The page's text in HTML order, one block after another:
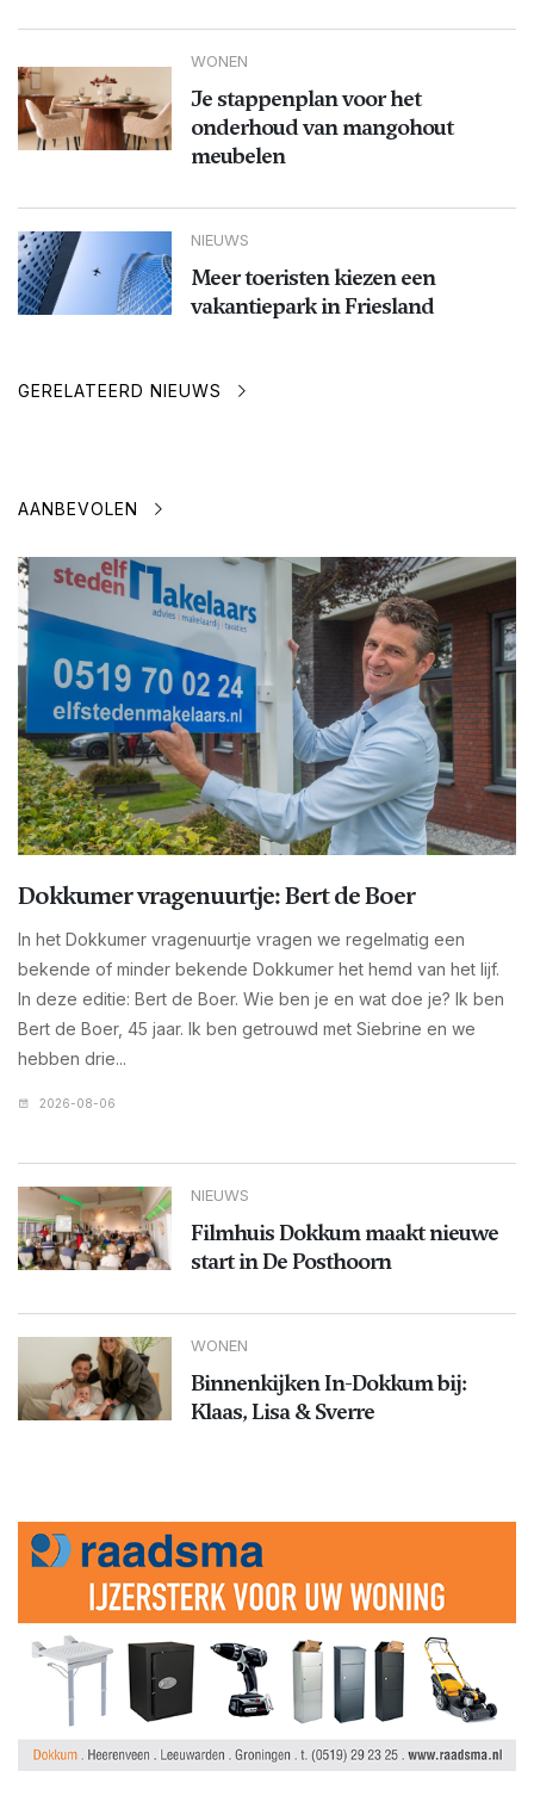
WONEN
Je stappenplan voor het
onderhoud van mangohout
meubelen
NIEUWS
Meer toeristen kiezen een
vakantiepark in Friesland
GERELATEERD NIEUWS
AANBEVOLEN
Dokkumer vragenuurtje: Bert de Boer
In het Dokkumer vragenuurtje vragen we regelmatig een
bekende of minder bekende Dokkumer het hemd van het lijf.
In deze editie: Bert de Boer. Wie ben je en wat doe je? Ik ben
Bert de Boer, 45 jaar. Ik ben getrouwd met Siebrine en we
hebben drie...
2026-08-06
NIEUWS
Filmhuis Dokkum maakt nieuwe
start in De Posthoorn
WONEN
Binnenkijken In-Dokkum bij:
Klaas, Lisa & Sverre